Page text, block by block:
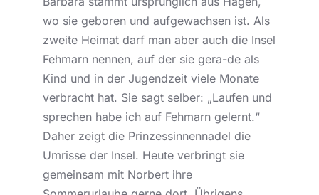
wo sie geboren und aufgewachsen ist. Als
zweite Heimat darf man aber auch die Insel
Fehmarn nennen, auf der sie gera-de als
Kind und in der Jugendzeit viele Monate
verbracht hat. Sie sagt selber: „Laufen und
sprechen habe ich auf Fehmarn gelernt.“
Daher zeigt die Prinzessinnennadel die
Umrisse der Insel. Heute verbringt sie
gemeinsam mit Norbert ihre